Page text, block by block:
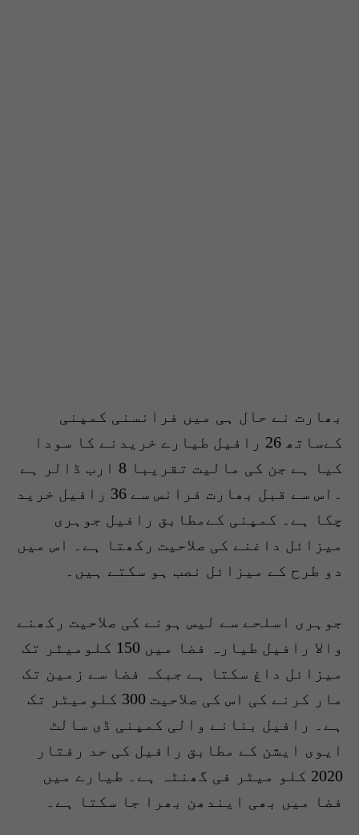
بھارت نے حال ہی میں فرانسنی کمپنی
کےساتھ 26 رافیل طیارے خریدنے کا سودا
کیا ہے جن کی مالیت تقریبا 8 ارب ڈالر ہے
۔اس سے قبل بھارت فرانس سے 36 رافیل خرید
چکا ہے۔ کمپنی کےمطابق رافیل جوہری
میزائل داغنے کی صلاحیت رکھتا ہے۔ اس میں
دو طرح کے میزائل نصب ہو سکتے ہیں۔
جوہری اسلحے سے لیس ہونے کی صلاحیت رکھنے
والا رافیل طیارہ فضا میں 150 کلومیٹر تک
میزائل داغ سکتا ہے جبکہ فضا سے زمین تک
مار کرنے کی اس کی صلاحیت 300 کلومیٹر تک
ہے۔ رافیل بنانے والی کمپنی ڈی سالٹ
ایوی ایشن کے مطابق رافیل کی حد رفتار
2020 کلو میٹر فی گھنٹہ ہے۔ طیارے میں
فضا میں بھی ایندھن بھرا جا سکتا ہے۔